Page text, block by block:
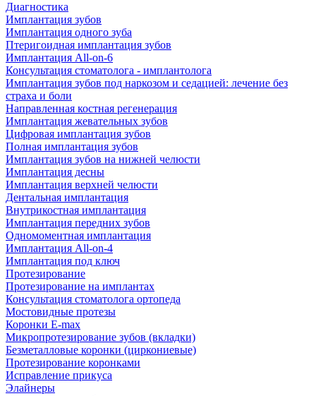
Диагностика
Имплантация зубов
Имплантация одного зуба
Птеригоидная имплантация зубов
Имплантация All-on-6
Консультация стоматолога - имплантолога
Имплантация зубов под наркозом и седацией: лечение без
страха и боли
Направленная костная регенерация
Имплантация жевательных зубов
Цифровая имплантация зубов
Полная имплантация зубов
Имплантация зубов на нижней челюсти
Имплантация десны
Имплантация верхней челюсти
Дентальная имплантация
Внутрикостная имплантация
Имплантация передних зубов
Одномоментная имплантация
Имплантация All-on-4
Имплантация под ключ
Протезирование
Протезирование на имплантах
Консультация стоматолога ортопеда
Мостовидные протезы
Коронки E-max
Микропротезирование зубов (вкладки)
Безметалловые коронки (циркониевые)
Протезирование коронками
Исправление прикуса
Элайнеры